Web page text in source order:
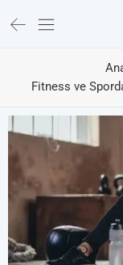
Fitness ve